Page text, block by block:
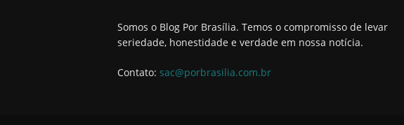
Somos o Blog Por Brasília. Temos o compromisso de levar
seriedade, honestidade e verdade em nossa notícia.
Contato: sac@porbrasilia.com.br